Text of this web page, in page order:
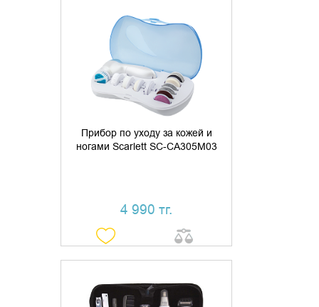
Прибор по уходу за кожей и
ногами Scarlett SC-CA305M03
4 990 тг.
ДОБАВИТЬ В КОРЗИНУ
КУПИТЬ В 1 КЛИК
УТОЧНИТЬ НАЛИЧИЕ